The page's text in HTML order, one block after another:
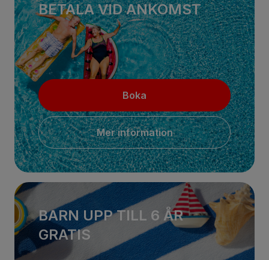
BETALA VID ANKOMST
Boka
Mer information
BARN UPP TILL 6 ÅR
GRATIS